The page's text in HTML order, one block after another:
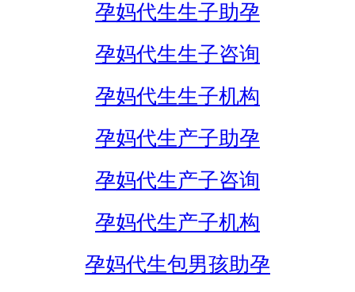
孕妈代生生子助孕
孕妈代生生子咨询
孕妈代生生子机构
孕妈代生产子助孕
孕妈代生产子咨询
孕妈代生产子机构
孕妈代生包男孩助孕